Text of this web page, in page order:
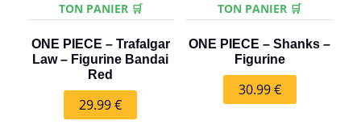
TON PANIER 🛒
ONE PIECE – Trafalgar
Law – Figurine Bandai
Red
29.99€
TON PANIER 🛒
ONE PIECE – Shanks –
Figurine
30.99€